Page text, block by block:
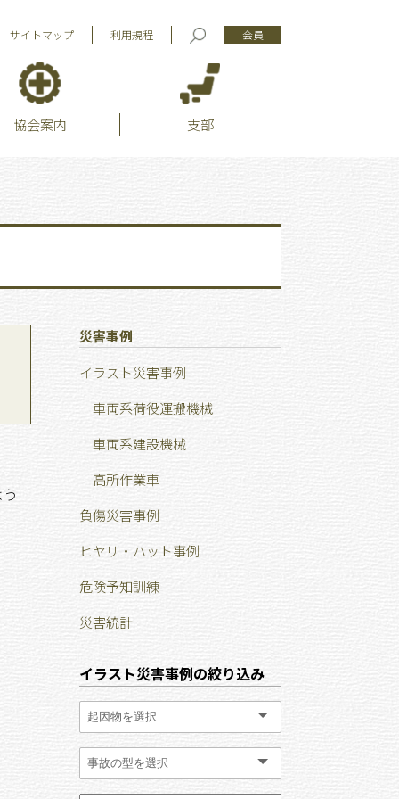
サイトマップ 利用規程 会員
協会案内 支部
災害事例
イラスト災害事例
車両系荷役運搬機械
車両系建設機械
高所作業車
負傷災害事例
ヒヤリ・ハット事例
危険予知訓練
災害統計
イラスト災害事例の絞り込み